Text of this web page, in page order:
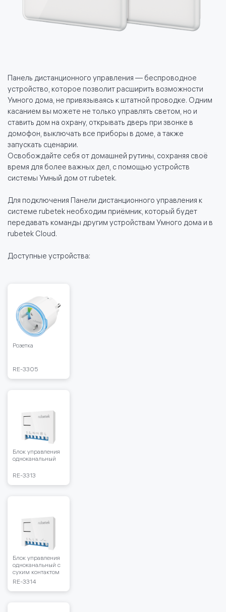
Панель дистанционного управления — беспроводное
устройство, которое позволит расширить возможности
Умного дома, не привязываясь к штатной проводке. Одним
касанием вы можете не только управлять светом, но и
ставить дом на охрану, открывать дверь при звонке в
домофон, выключать все приборы в доме, а также
запускать сценарии.
Освобождайте себя от домашней рутины, сохраняя своё
время для более важных дел, с помощью устройств
системы Умный дом от rubetek.
Для подключения Панели дистанционного управления к
системе rubetek необходим приёмник, который будет
передавать команды другим устройствам Умного дома и в
rubetek Cloud.
Доступные устройства:
Розетка
RЕ-3305
Блок управления
одноканальный
RЕ-3313
Блок управления
одноканальный с
сухим контактом
RE-3314